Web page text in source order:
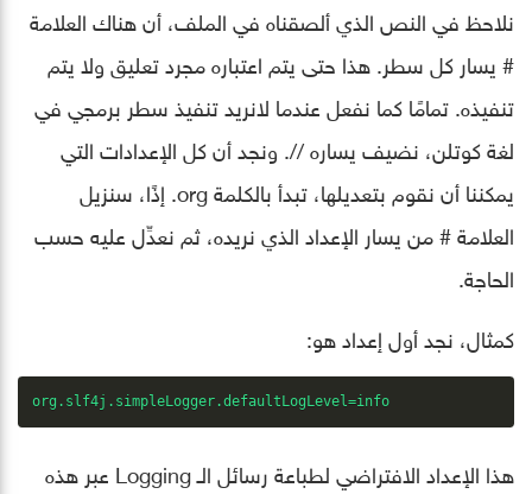
نلاحظ في النص الذي ألصقناه في الملف، أن هناك العلامة
# يسار كل سطر. هذا حتى يتم اعتباره مجرد تعليق ولا يتم
تنفيذه. تمامًا كما نفعل عندما لانريد تنفيذ سطر برمجي في
لغة كوتلن، نضيف يساره //. ونجد أن كل الإعدادات التي
يمكننا أن نقوم بتعديلها، تبدأ بالكلمة org. إذًا، سنزيل
العلامة # من يسار الإعداد الذي نريده، ثم نعدِّل عليه حسب
الحاجة.
كمثال، نجد أول إعداد هو:
org.slf4j.simpleLogger.defaultLogLevel=info
هذا الإعداد الافتراضي لطباعة رسائل الـ Logging عبر هذه